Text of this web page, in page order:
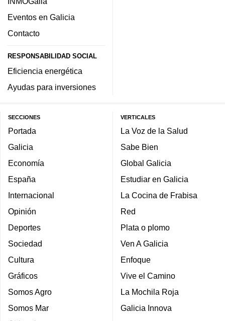
Eventos en Galicia
Contacto
RESPONSABILIDAD SOCIAL
Eficiencia energética
Ayudas para inversiones
SECCIONES
Portada
Galicia
Economía
España
Internacional
Opinión
Deportes
Sociedad
Cultura
Gráficos
Somos Agro
Somos Mar
VERTICALES
La Voz de la Salud
Sabe Bien
Global Galicia
Estudiar en Galicia
La Cocina de Frabisa
Red
Plata o plomo
Ven A Galicia
Enfoque
Vive el Camino
La Mochila Roja
Galicia Innova